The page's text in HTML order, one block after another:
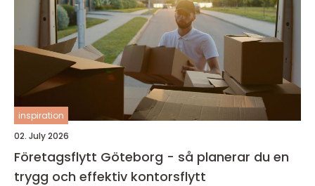
inspiration
02. July 2026
Företagsflytt Göteborg - så planerar du en
trygg och effektiv kontorsflytt